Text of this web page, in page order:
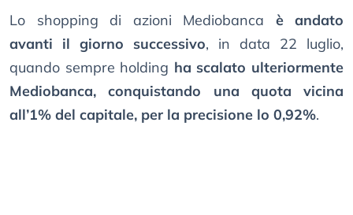
Lo shopping di azioni Mediobanca è andato
avanti il giorno successivo, in data 22 luglio,
quando sempre holding ha scalato ulteriormente
Mediobanca, conquistando una quota vicina
all’1% del capitale, per la precisione lo 0,92%.